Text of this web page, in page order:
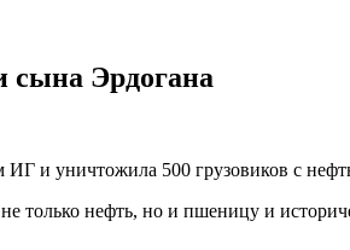
сына Эрдогана
ИГ и уничтожила 500 грузовиков с
только нефть, но и пшеницу и